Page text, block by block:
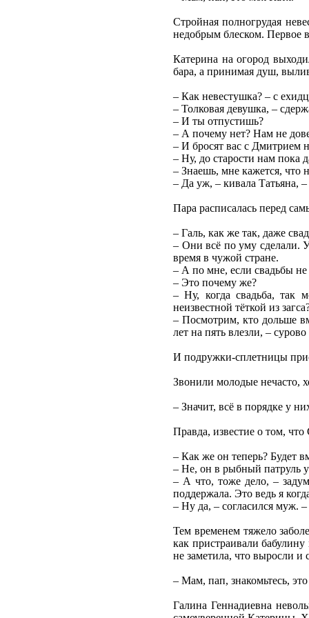
Стройная полногрудая
недобрым блеском. Первое
Катерина на огород
бара, а принимая душ,
– Как невестушка? – с
– Толковая девушка, –
– И ты отпустишь?
– А почему нет? Нам не
– И бросят вас с Дмитрием
– Ну, до старости нам пока
– Знаешь, мне кажется, что
– Да уж, – кивала Татьяна,
Пара расписалась перед
– Галь, как же так, даже
– Они всё по уму сделали.
время в чужой стране.
– А по мне, если свадьбы не
– Это почему же?
– Ну, когда свадьба, так
неизвестной тёткой из
– Посмотрим, кто дольше
лет на пять влезли, –
И подружки-сплетницы
Звонили молодые нечасто,
– Значит, всё в порядке у
Правда, известие о том,
– Как же он теперь? Будет
– Не, он в рыбный патруль
– А что, тоже дело, –
поддержала. Это ведь я
– Ну да, – согласился муж.
Тем временем тяжело
как пристраивали
не заметила, что выросли
– Мам, пап, знакомьтесь,
Галина Геннадиевна